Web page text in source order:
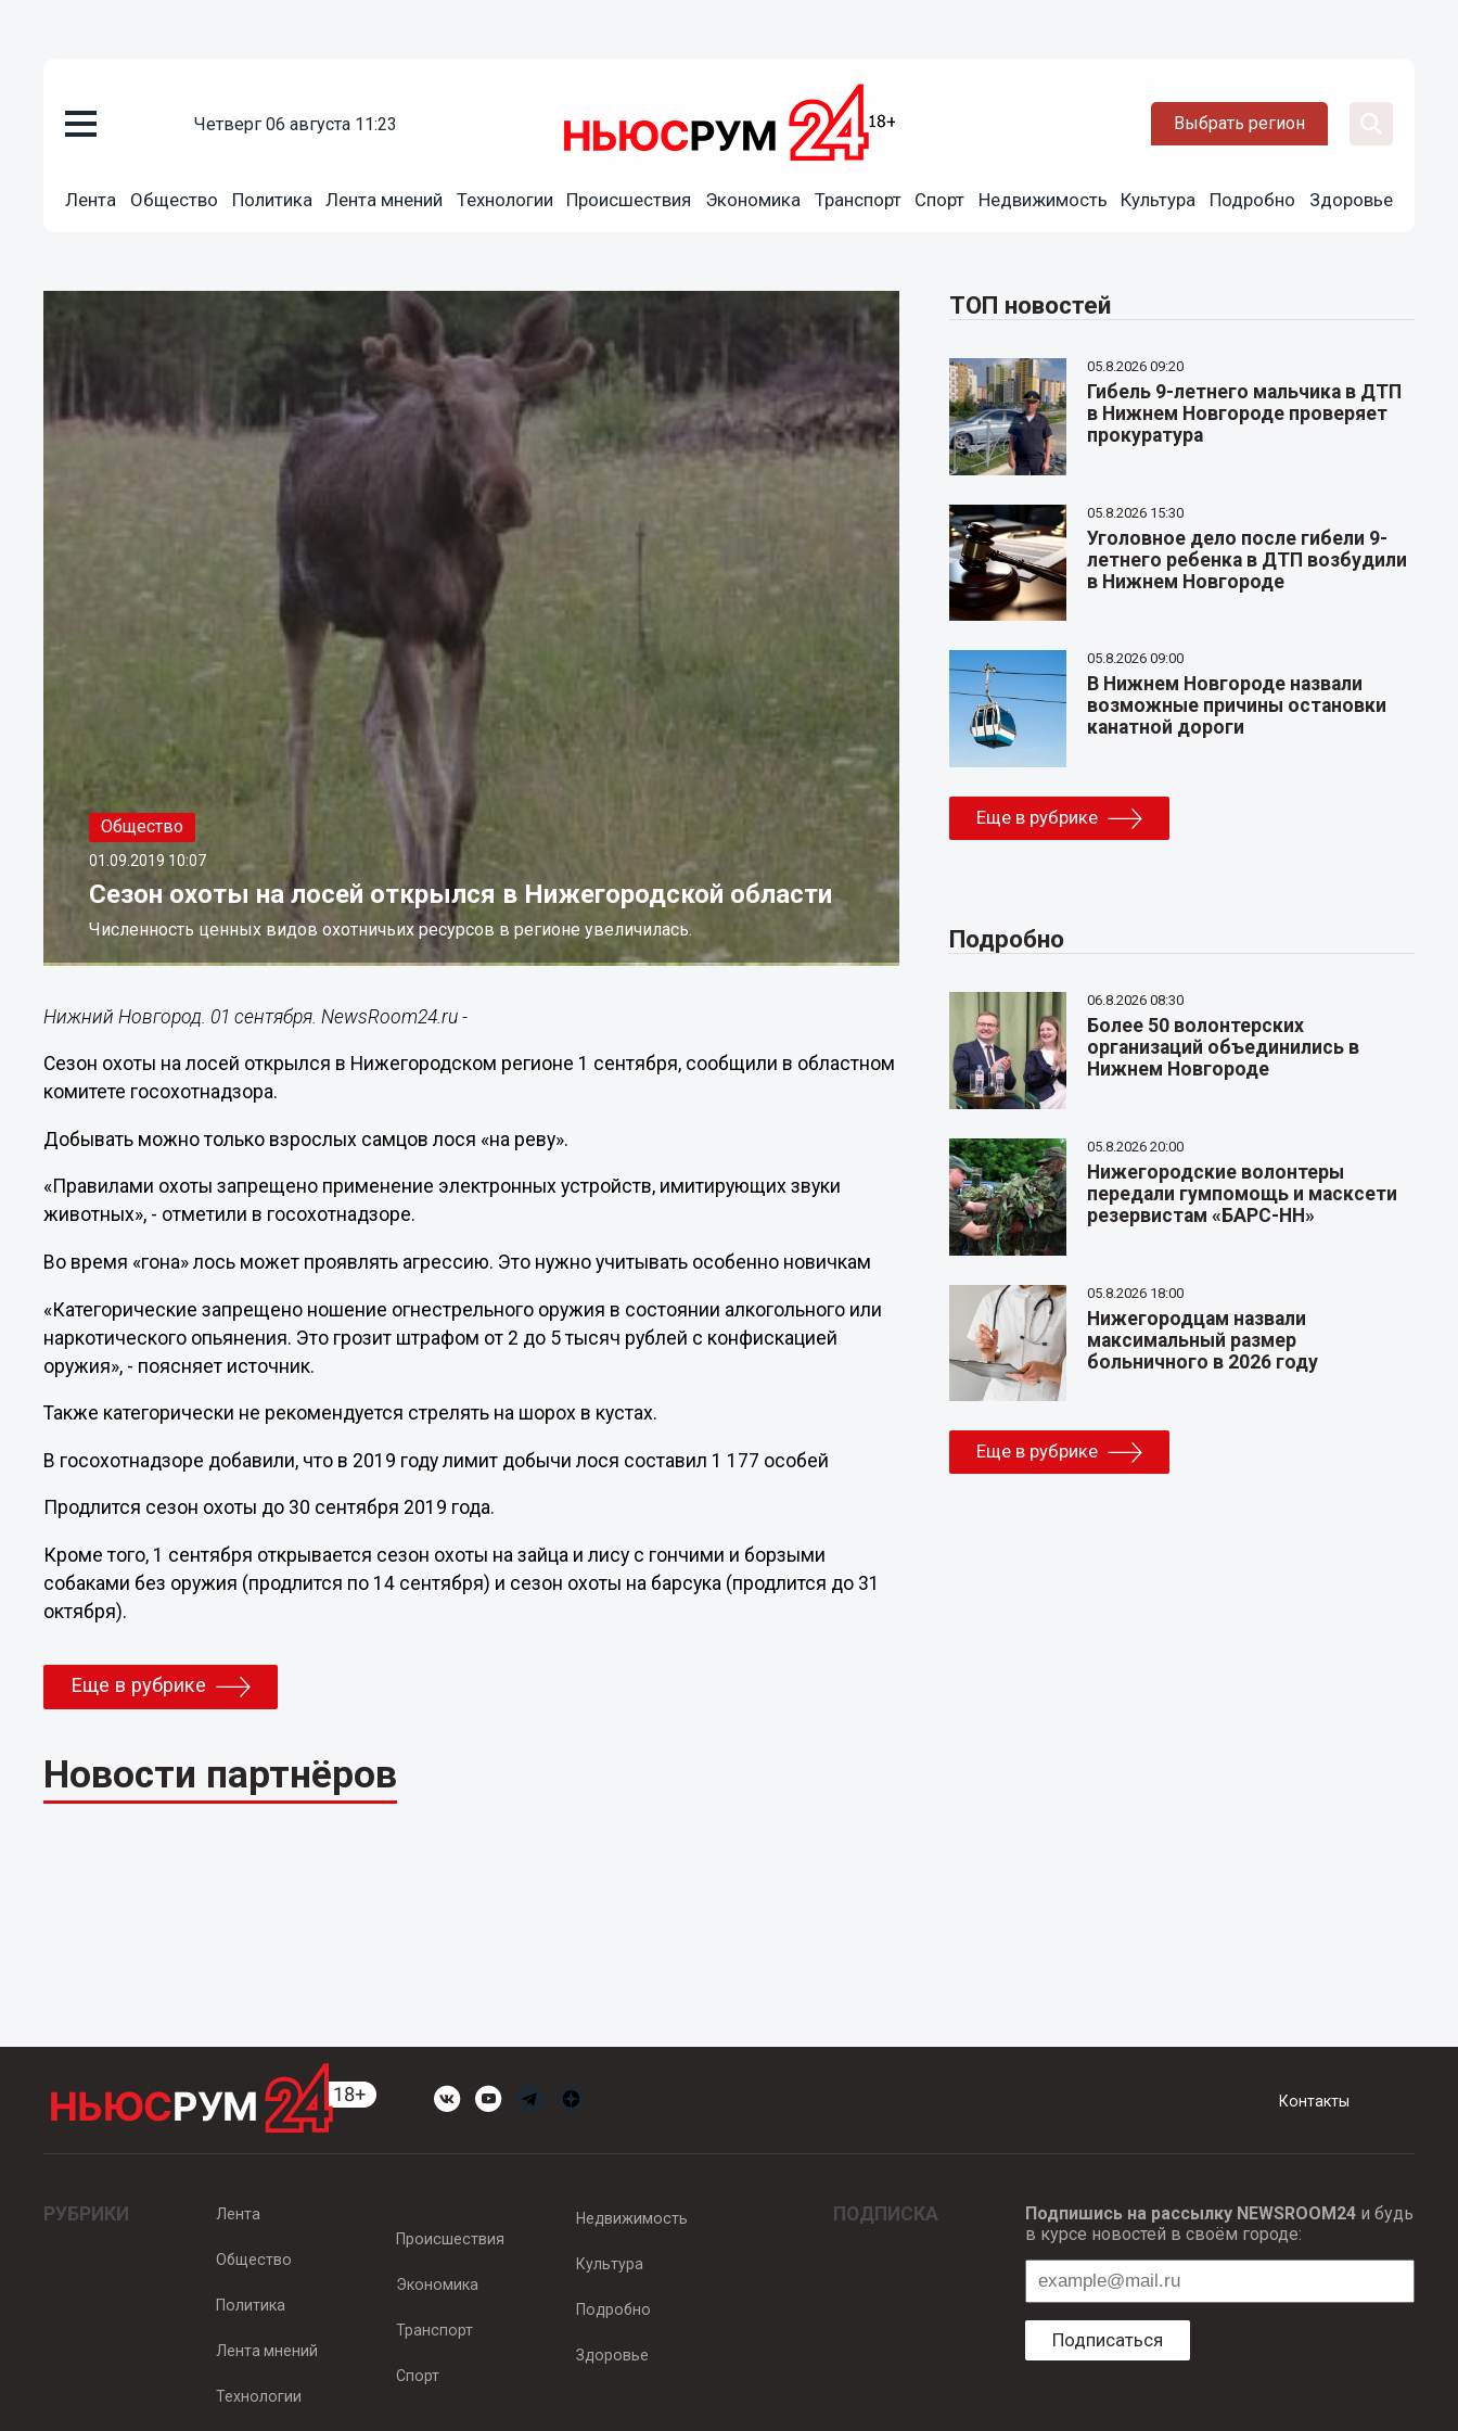
четверг 06 августа 11:23 Выбрать регион
Лента Общество Политика Лента мнений Технологии Происшествия Экономика Транспорт Спорт Недвижимость Культура Подробно Здоровье
Общество
01.09.2019 10:07
Сезон охоты на лосей открылся в Нижегородской области
Численность ценных видов охотничьих ресурсов в регионе увеличилась.
Нижний Новгород. 01 сентября. NewsRoom24.ru -
Сезон охоты на лосей открылся в Нижегородском регионе 1 сентября, сообщили в областном
комитете госохотнадзора.
Добывать можно только взрослых самцов лося «на реву».
«Правилами охоты запрещено применение электронных устройств, имитирующих звуки
животных», - отметили в госохотнадзоре.
Во время «гона» лось может проявлять агрессию. Это нужно учитывать особенно новичкам
«Категорические запрещено ношение огнестрельного оружия в состоянии алкогольного или
наркотического опьянения. Это грозит штрафом от 2 до 5 тысяч рублей с конфискацией
оружия», - поясняет источник.
Также категорически не рекомендуется стрелять на шорох в кустах.
В госохотнадзоре добавили, что в 2019 году лимит добычи лося составил 1 177 особей
Продлится сезон охоты до 30 сентября 2019 года.
Кроме того, 1 сентября открывается сезон охоты на зайца и лису с гончими и борзыми
собаками без оружия (продлится по 14 сентября) и сезон охоты на барсука (продлится до 31
октября).
Еще в рубрике
Новости партнёров
ТОП новостей
05.8.2026 09:20
Гибель 9-летнего мальчика в ДТП
в Нижнем Новгороде проверяет
прокуратура
05.8.2026 15:30
Уголовное дело после гибели 9-
летнего ребенка в ДТП возбудили
в Нижнем Новгороде
05.8.2026 09:00
В Нижнем Новгороде назвали
возможные причины остановки
канатной дороги
Еще в рубрике
Подробно
06.8.2026 08:30
Более 50 волонтерских
организаций объединились в
Нижнем Новгороде
05.8.2026 20:00
Нижегородские волонтеры
передали гумпомощь и масксети
резервистам «БАРС-НН»
05.8.2026 18:00
Нижегородцам назвали
максимальный размер
больничного в 2026 году
Еще в рубрике
Контакты
РУБРИКИ Лента
Общество
Политика
Лента мнений
Технологии
Происшествия
Экономика
Транспорт
Спорт
Недвижимость
Культура
Подробно
Здоровье
ПОДПИСКА Подпишись на рассылку NEWSROOM24и будь
в курсе новостей в своём городе:
Подписаться